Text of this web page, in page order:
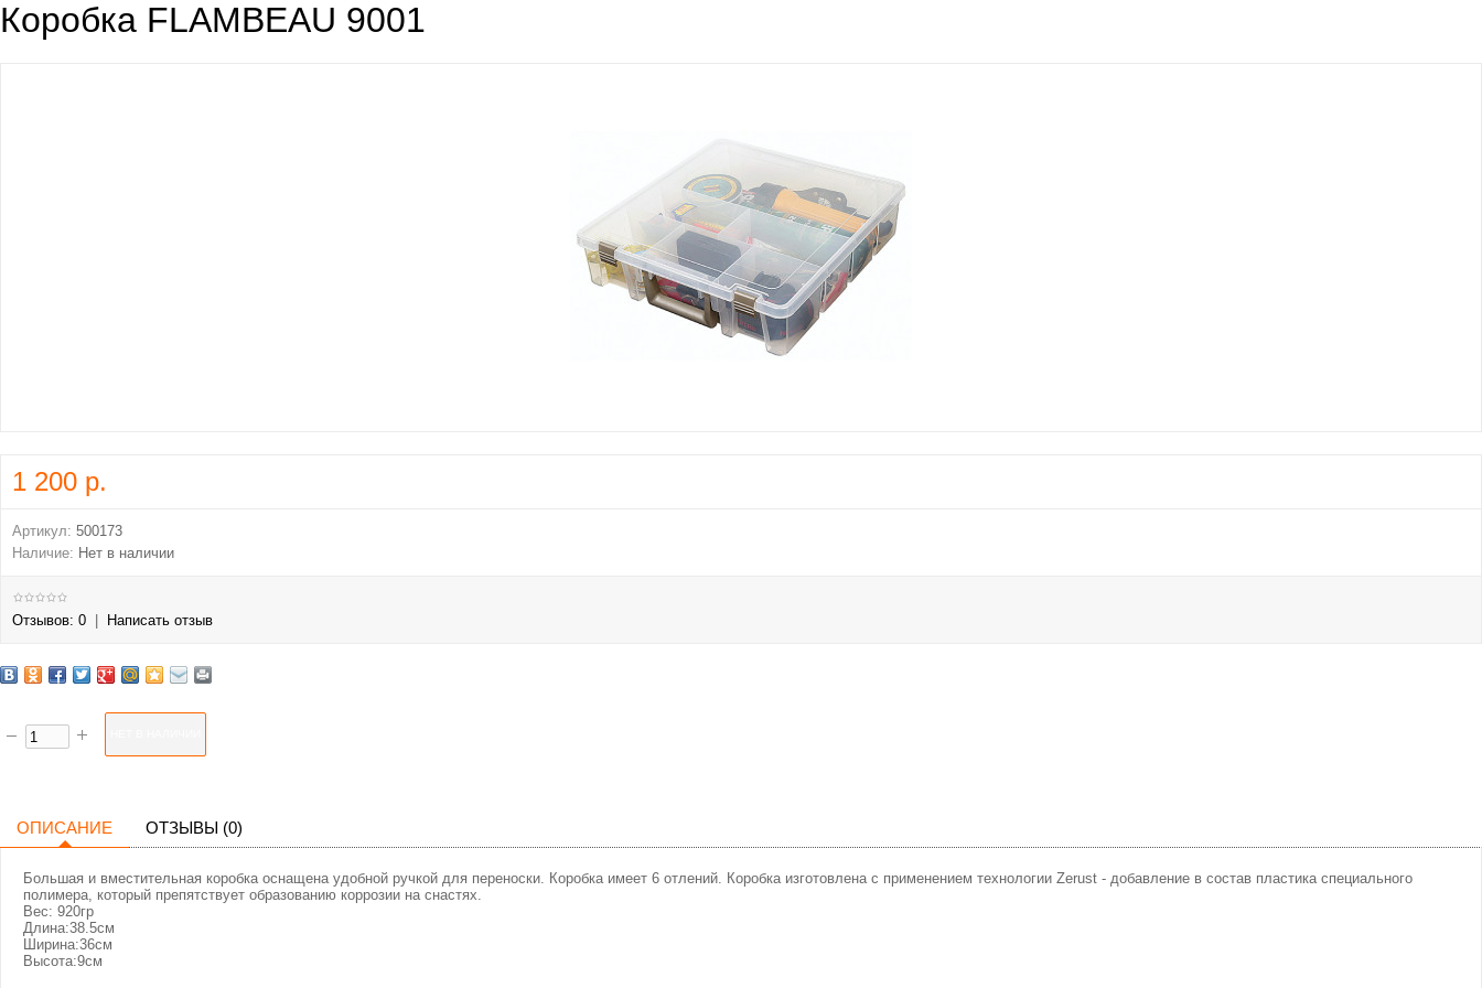
Коробка FLAMBEAU 9001
1 200 р.
Артикул: 500173
Наличие: Нет в наличии
Отзывов: 0 Написать отзыв
ОПИСАНИЕ ОТЗЫВЫ (0)
Большая и вместительная коробка оснащена удобной ручкой для переноски. Коробка имеет 6 отлений. Коробка изготовлена с применением технологии Zerust - добавление в состав пластика специального
полимера, который препятствует образованию коррозии на снастях.
Вес: 920гр
Длина:38.5см
Ширина:36см
Высота:9см